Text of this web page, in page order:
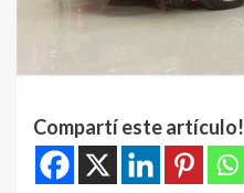
Compartí este artículo!